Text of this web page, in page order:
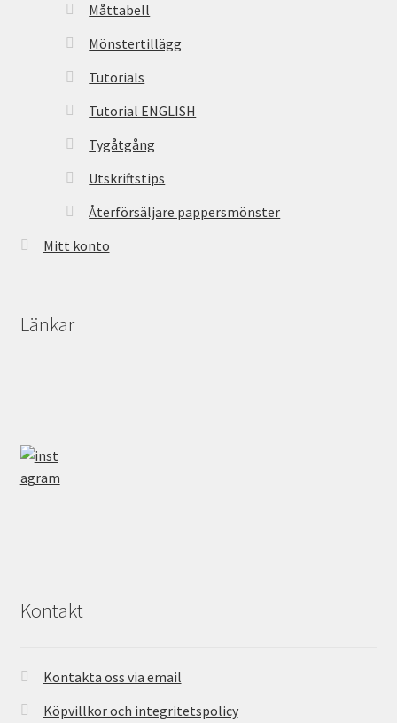
Måttabell
Mönstertillägg
Tutorials
Tutorial ENGLISH
Tygåtgång
Utskriftstips
Återförsäljare pappersmönster
Mitt konto
Länkar
Kontakt
Kontakta oss via email
Köpvillkor och integritetspolicy